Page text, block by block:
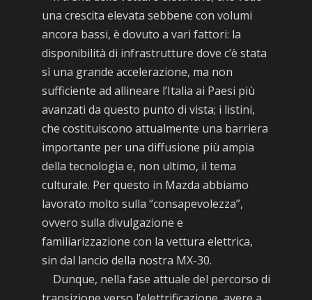
una crescita elevata sebbene con volumi
ancora bassi, è dovuto a vari fattori: la
disponibilità di infrastrutture dove c’è stata
sì una grande accelerazione, ma non
sufficiente ad allineare l’Italia ai Paesi più
avanzati da questo punto di vista; i listini,
che costituiscono attualmente una barriera
importante per una diffusione più ampia
della tecnologia e, non ultimo, il tema
culturale. Per questo in Mazda abbiamo
lavorato molto sulla “consapevolezza”,
ovvero sulla divulgazione e
familiarizzazione con la vettura elettrica,
sin dal lancio della nostra MX-30.
Dunque, nella fase attuale del percorso di